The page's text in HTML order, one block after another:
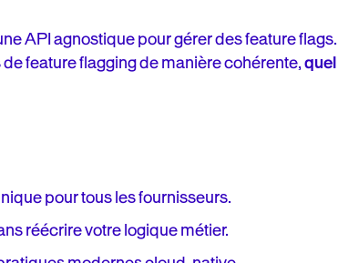
API agnostique pour gérer des feature flags.
feature flagging de manière cohérente,quel
pour tous les fournisseurs.
réécrire votre logique métier.